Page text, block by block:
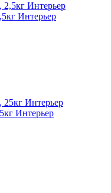
Интерьер
Интерьер